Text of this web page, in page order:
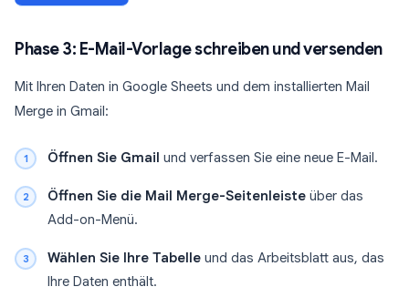
Phase 3: E-Mail-Vorlage schreiben und versenden
Mit Ihren Daten in Google Sheets und dem installierten Mail
Merge in Gmail:
Öffnen Sie Gmail und verfassen Sie eine neue E-Mail.
Öffnen Sie die Mail Merge-Seitenleiste über das
Add-on-Menü.
Wählen Sie Ihre Tabelle und das Arbeitsblatt aus, das
Ihre Daten enthält.